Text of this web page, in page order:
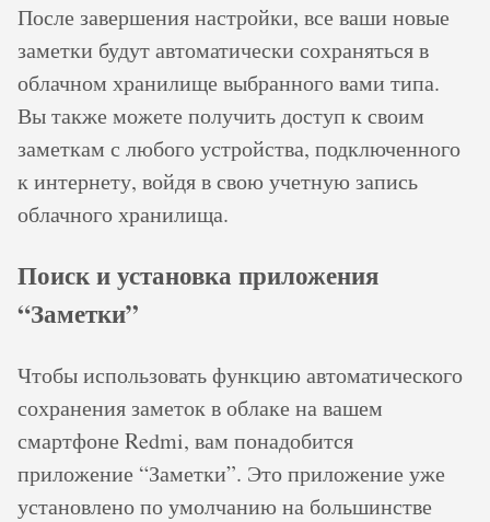
После завершения настройки, все ваши новые
заметки будут автоматически сохраняться в
облачном хранилище выбранного вами типа.
Вы также можете получить доступ к своим
заметкам с любого устройства, подключенного
к интернету, войдя в свою учетную запись
облачного хранилища.
Поиск и установка приложения
“Заметки”
Чтобы использовать функцию автоматического
сохранения заметок в облаке на вашем
смартфоне Redmi, вам понадобится
приложение “Заметки”. Это приложение уже
установлено по умолчанию на большинстве